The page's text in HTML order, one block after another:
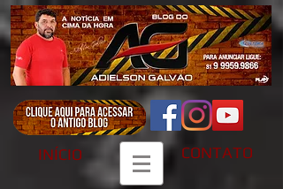
INÍCIO CONTATO